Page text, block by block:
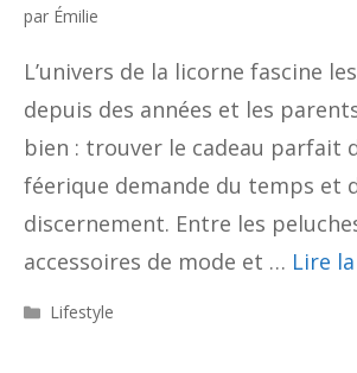
par Émilie
L’univers de la licorne fascine
depuis des années et les
bien : trouver le cadeau parfait
féerique demande du temps et
discernement. Entre les
accessoires de mode et … Lire
Catégories
Lifestyle